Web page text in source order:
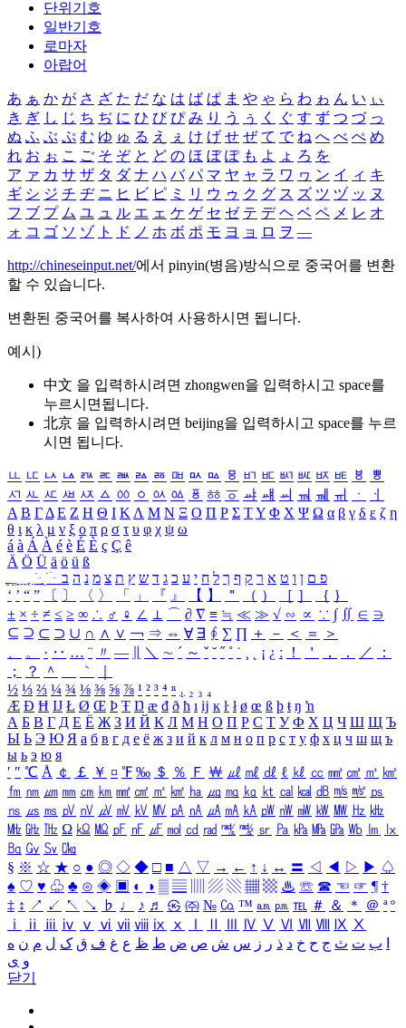
단위기호
일반기호
로마자
아랍어
あ ぁ か が さ ざ た だ な は ば ぱ ま や ゃ ら わ ゎ ん い ぃ
き ぎ し じ ち ぢ に ひ び ぴ み り う ぅ く ぐ す ず つ づ っ
ぬ ふ ぶ ぷ む ゆ ゅ る え ぇ け げ せ ぜ て で ね へ べ ぺ め
れ お ぉ こ ご そ ぞ と ど の ほ ぼ ぽ も よ ょ ろ を
ア ァ カ サ ザ タ ダ ナ ハ バ パ マ ヤ ャ ラ ワ ヮ ン イ ィ キ
ギ シ ジ チ ヂ ニ ヒ ビ ピ ミ リ ウ ゥ ク グ ス ズ ツ ヅ ッ ヌ
フ ブ プ ム ユ ュ ル エ ェ ケ ゲ セ ゼ テ デ ヘ ベ ペ メ レ オ
ォ コ ゴ ソ ゾ ト ド ノ ホ ボ ポ モ ヨ ョ ロ ヲ ―
http://chineseinput.net/에서 pinyin(병음)방식으로 중국어를 변환
할 수 있습니다.
변환된 중국어를 복사하여 사용하시면 됩니다.
예시)
中文 을 입력하시려면 zhongwen을 입력하시고 space를
누르시면됩니다.
北京 을 입력하시려면 beijing을 입력하시고 space를 누르
시면 됩니다.
ㅥ ㅦ ㅧ ㅨ ㅩ ㅪ ㅫ ㅬ ㅭ ㅮ ㅯ ㅰ ㅱ ㅲ ㅳ ㅴ ㅵ ㅶ ㅷ ㅸ
ㅹ
ㅺ ㅻ ㅼ ㅽ ㅾ ㅿ ㆀ ㆁ ㆂ ㆃ ㆄ ㆅ ㆆ ㆇ ㆈ ㆉ ㆊ ㆋ ㆌ ㆍ
ㆎ
Α Β ΓΔ Ε Ζ Η Θ Ι ΚΛ Μ Ν Ξ Ο Π Ρ Σ ΤΥ Φ Χ Ψ Ω α β γ δ ε ζ η
θ ι κ λ μ ν ξ ο π ρ σ τ υ φ χ ψ ω
á à Á À é è É È ç Ç ê
Ä Ö Ü ä ö ü ß
ִֶֹ ֻּ ׁׂ פ ם ן ו ט א ר ק ף ך ל ח י ע כ ג ד ש ץ ת צ מ נ ה ב
‘ ’ “ ” 〔 〕 〈 〉 「 」 『 』 【 】 ＂ （ ） ［ ］ ｛ ｝
± × ÷ ≠ ≤ ≥ ∞ ∴ ♂ ♀ ∠ ⊥ ⌒ ∂ ∇ ≡ ≒ ≪ ≫ √ ∽ ∝ ∵ ∫ ∬ ∈ ∋
⊆ ⊇ ⊂ ⊃ ∪ ∩ ∧ ∨ ￢ ⇒ ⇔ ∀ ∃ ∮ ∑ ∏ ＋ － ＜ ＝
＞
、
。 · ‥ … ¨ 〃 ― ＼ ∼ ´ ～ ˇ ˘ ˝ ˚ ˙ ¸ ¡ ¿ ː ！ ＇ ， ． ／
：
；
？ ＾ ｀
½ ⅓ ⅔ ¼ ¾ ⅛ ⅜ ⅝ ⅞ ¹ ² ³ ⁴ ⁿ ₁ ₂ ₃ ₄
Æ Ð Ħ Ĳ Ł Ø Œ Þ Ŧ Ŋ æ đ ð ħ ı ĳ ĸ ŀ ł ø œ ß þ ŧ ŋ ŉ
А Б В Г Д Е Ё Ж З И Й К Л М Н О П Р С Т У Ф Х Ц Ч Ш Щ Ъ
Ы Ь Э Ю Я а б в г д е ё ж з и й к л м н о п р с т у ф х ц ч ш щ ъ
ы ь э ю я
′ ″ ℃ Å ￠ ￡ ￥ ¤ ℉ ‰ ＄ ％ Ｆ ￦ ㎕ ㎖ ㎗ ℓ ㎘ ㏄ ㎣ ㎤ ㎥ ㎦
㎙ ㎚ ㎛ ㎜ ㎝ ㎞ ㎟ ㎠ ㎡ ㎢ ㏊ ㎍ ㎎ ㎏ ㏏ ㎈ ㎉ ㏈ ㎧ ㎨ ㎰
㎱ ㎲ ㎳ ㎴ ㎵ ㎶ ㎷ ㎸ ㎹ ㎀ ㎁ ㎂ ㎃ ㎄ ㎺ ㎻ ㎽ ㎾ ㎿ ㎐ ㎑
㎒ ㎓ ㎔ Ω ㏀ ㏁ ㎊ ㎋ ㎌ ㏖ ㏅ ㎭ ㎮ ㎯ ㏛ ㎩ ㎪ ㎫ ㎬ ㏝ ㏐
㏓
㏃ ㏉ ㏜ ㏆
§ ※ ☆ ★ ○ ● ◎ ◇ ◆ □ ■ △ ▽ → ← ↑ ↓ ↔ 〓 ◁ ◀ ▷ ▶ ♤
♠ ♡ ♥ ♧ ♣ ⊙ ◈ ▣ ◐ ◑ ▒ ▤ ▨ ▧ ▦ ▩ ♨ ☏ ☎ ☜ ☞ ¶ †
‡ ↕ ↗ ↙ ↖ ↘ ♭ ♩ ♪ ♬ ㉿ ㈜ № ㏇ ™ ㏂ ㏘ ℡ ＃ ＆ ＊ ＠ ª º
ⅰ
ⅱ ⅲ ⅳ ⅴ ⅵ ⅶ ⅷ ⅸ ⅹ Ⅳ Ⅴ Ⅵ Ⅶ Ⅷ Ⅸ Ⅹ
ب ت ث ج ح خ د ذ ر ز س ش ص ض ط ظ ع غ ف ق ک ل م ن ه
و ی
닫기